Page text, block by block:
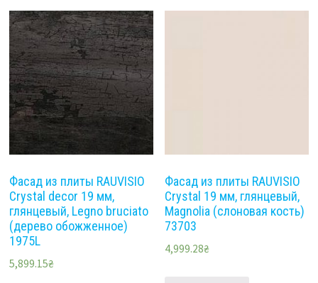
Фасад из плиты RAUVISIO
Crystal decor 19 мм,
глянцевый, Legno bruciato
(дерево обожженное)
1975L
5,899.15₴
Фасад из плиты RAUVISIO
Crystal 19 мм, глянцевый,
Magnolia (слоновая кость)
73703
4,999.28₴